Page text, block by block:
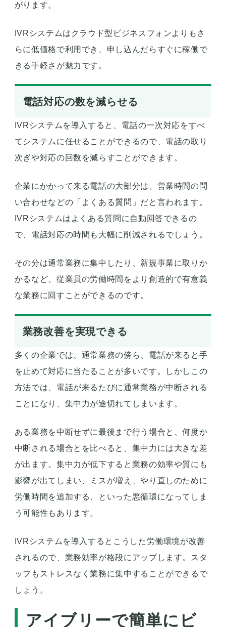
がります。
IVRシステムはクラウド型ビジネスフォンよりもさ
らに低価格で利用でき、申し込んだらすぐに稼働で
きる手軽さが魅力です。
電話対応の数を減らせる
IVRシステムを導入すると、電話の一次対応をすべ
てシステムに任せることができるので、電話の取り
次ぎや対応の回数を減らすことができます。
企業にかかって来る電話の大部分は、営業時間の問
い合わせなどの「よくある質問」だと言われます。
IVRシステムはよくある質問に自動回答できるの
で、電話対応の時間も大幅に削減されるでしょう。
その分は通常業務に集中したり、新規事業に取りか
かるなど、従業員の労働時間をより創造的で有意義
な業務に回すことができるのです。
業務改善を実現できる
多くの企業では、通常業務の傍ら、電話が来ると手
を止めて対応に当たることが多いです。しかしこの
方法では、電話が来るたびに通常業務が中断される
ことになり、集中力が途切れてしまいます。
ある業務を中断せずに最後まで行う場合と、何度か
中断される場合とを比べると、集中力には大きな差
が出ます。集中力が低下すると業務の効率や質にも
影響が出てしまい、ミスが増え、やり直しのために
労働時間を追加する、といった悪循環になってしま
う可能性もあります。
IVRシステムを導入するとこうした労働環境が改善
されるので、業務効率が格段にアップします。スタ
ッフもストレスなく業務に集中することができるで
しょう。
アイブリーで簡単にビ